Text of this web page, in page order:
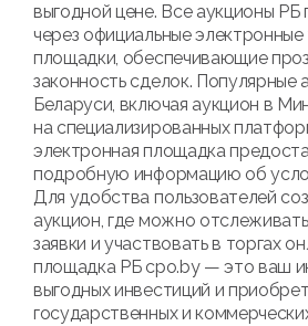
выгодной цене. Все аукционы РБ
через официальные
площадки, обеспечивающие
законность сделок. Популярные
Беларуси, включая аукцион в
на специализированных
электронная площадка
подробную информацию об
Для удобства пользователей
аукцион, где можно
заявки и участвовать в торгах
площадка РБ cpo.by — это ваш
выгодных инвестиций и
государственных и